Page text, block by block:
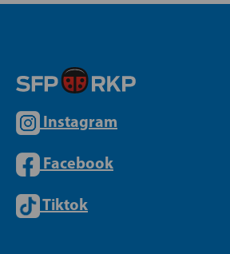
Instagram
Facebook
Tiktok